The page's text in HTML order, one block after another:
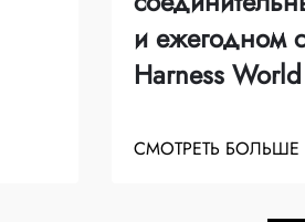
и ежегодном
Harness World
СМОТРЕТЬ БОЛЬШЕ